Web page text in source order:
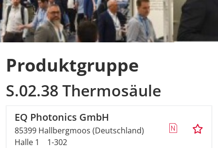
Produktgruppe
S.02.38 Thermosäule
EQ Photonics GmbH
85399 Hallbergmoos (Deutschland)
Halle 1
1-302